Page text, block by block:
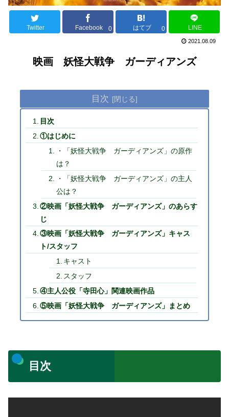
Twitter Facebook 0 はてブ 0 LINE
2021.08.09
映画 妖怪大戦争 ガーディアンズ
目次
目次
①はじめに
・「妖怪大戦争 ガーディアンズ」の原作
は？
・「妖怪大戦争 ガーディアンズ」の主人
公は？
②映画「妖怪大戦争 ガーディアンズ」のあらす
じ
③映画「妖怪大戦争 ガーディアンズ」キャス
ト/スタッフ
キャスト
スタッフ
④主人公役「寺田心」関連映画作品
⑤映画「妖怪大戦争 ガーディアンズ」まとめ
目次